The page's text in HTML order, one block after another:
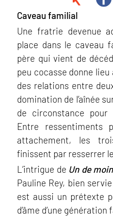
Caveau familial
Une fratrie devenue
place dans le caveau
père qui vient de
peu cocasse donne lieu
des relations entre
domination de l’aînée
de circonstance pour
Entre ressentiments
attachement, les
finissent par resserrer
L’intrigue de Un de
Pauline Rey, bien
est aussi un prétexte
d’âme d’une